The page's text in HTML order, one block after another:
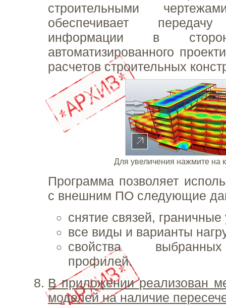
строительными
обеспечивает передачу
информации в
автоматизированного
расчетов строительных
Для увеличения нажмите на
Программа позволяет
с внешним ПО следующие
cнятие связей, граничные
все виды и варианты
свойства
профилей.
В приложении реализован
моделей на наличие